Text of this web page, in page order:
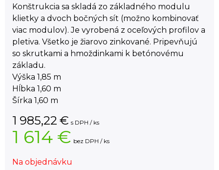
Konštrukcia sa skladá zo základného modulu
klietky a dvoch bočných sít (možno kombinovať
viac modulov). Je vyrobená z oceľových profilov a
pletiva. Všetko je žiarovo zinkované. Pripevňujú
so skrutkami a hmoždinkami k betónovému
základu.
Výška 1,85 m
Hĺbka 1,60 m
Šírka 1,60 m
1 985,22 € s DPH / ks
1 614 € bez DPH / ks
Na objednávku